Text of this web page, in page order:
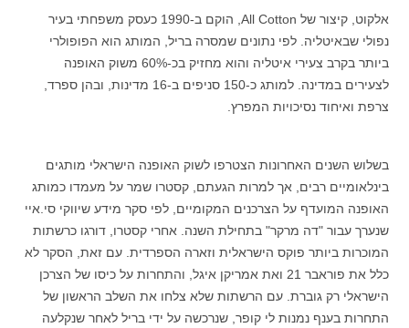
אלקוט, קיצור של All Cotton
, הוקם ב-1990 כעסק משפחתי בעיר
נפולי שבאיטליה לפי נתונים שמסרה בריל, המותג הוא הפופולרי
ביותר בקרב צעירי איטליה והוא מחזיק בכ-60% משוק האופנה
לצעירים במדינה. למותג כ-150 סניפים ב-16 מדינות, ובהן ספרד,
צרפת ואיחוד נסיכויות המפרץ.
בשלוש השנים האחרונות הצטרפו לשוק האופנה הישראלי מותגים
בינלאומיים רבים, אך למרות הגעתם, קסטרו שמר על מעמדו כמותג
האופנה המועדף על הצרכנים המקומיים, לפי סקר מידע שיווקי סי.איי
שנערך עבור "דה מרקר" בתחילת השנה. אחרי קסטרו, דורגו כרשתות
המוכרות ביותר פוקס הישראלית וזארה הספרדית. עם זאת, הסקר לא
כלל את פוראבר 21 ואת אמריקן איגל, והתחרות על כיסו של הצרכן
הישראלי רק גוברת. עם הרשתות שלא צלחו את השלב הראשון של
התחרות בענף נמנות לי קופר שנרכשה על ידי בריל לאחר שנקלעה